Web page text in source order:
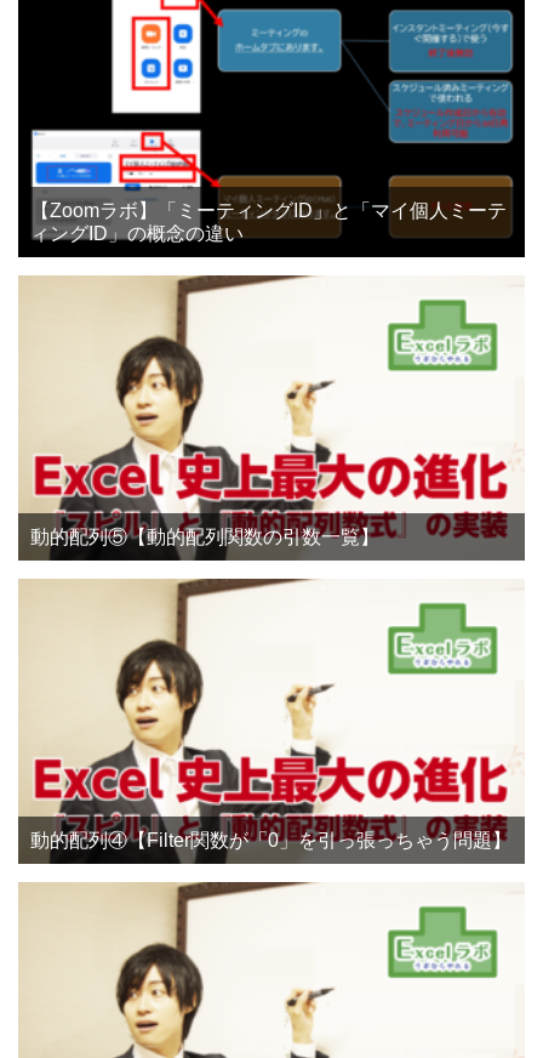
【Zoomラボ】「ミーティングID」と「マイ個人ミーテ
ィングID」の概念の違い
動的配列⑤【動的配列関数の引数一覧】
動的配列④【Filter関数が「0」を引っ張っちゃう問題】